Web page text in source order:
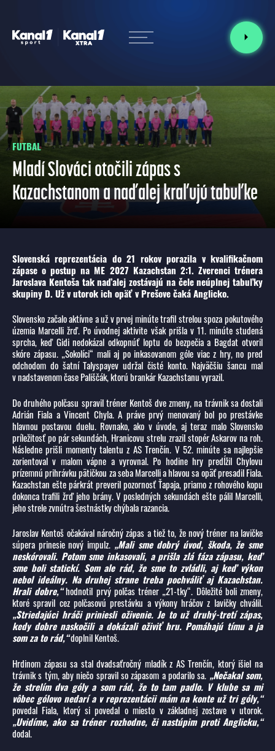
FUTBAL
Mladí Slováci otočili zápas s
Kazachstanom a naďalej kraľujú tabuľke
Slovenská reprezentácia do 21 rokov porazila v kvalifikačnom
zápase o postup na ME 2027 Kazachstan 2:1. Zverenci trénera
Jaroslava Kentoša tak naďalej zostávajú na čele neúplnej tabuľky
skupiny D. Už v utorok ich opäť v Prešove čaká Anglicko.
Slovensko začalo aktívne a už v prvej minúte trafil strelou spoza pokutového
územia Marcelli žrď. Po úvodnej aktivite však prišla v 11. minúte studená
sprcha, keď Gidi nedokázal odkopnúť loptu do bezpečia a Bagdat otvoril
skóre zápasu. „Sokolíci“ mali aj po inkasovanom góle viac z hry, no pred
odchodom do šatní Talyspayev udržal čisté konto. Najväčšiu šancu mal
v nadstavenom čase Pališčák, ktorú brankár Kazachstanu vyrazil.
Do druhého polčasu spravil tréner Kentoš dve zmeny, na trávnik sa dostali
Adrián Fiala a Vincent Chyla. A práve prvý menovaný bol po prestávke
hlavnou postavou duelu. Rovnako, ako v úvode, aj teraz malo Slovensko
príležitosť po pár sekundách, Hranicovu strelu zrazil stopér Askarov na roh.
Následne prišli momenty talentu z AS Trenčín. V 52. minúte sa najlepšie
zorientoval v malom vápne a vyrovnal. Po hodine hry predĺžil Chylovu
prízemnú prihrávku pätičkou za seba Marcelli a hlavou sa opäť presadil Fiala.
Kazachstan ešte párkrát preveril pozornosť Ťapaja, priamo z rohového kopu
dokonca trafili žrď jeho brány. V posledných sekundách ešte pálil Marcelli,
jeho strele zvnútra šestnástky chýbala razancia.
Jaroslav Kentoš očakával náročný zápas a tiež to, že nový tréner na lavičke
súpera prinesie nový impulz. „Mali sme dobrý úvod, škoda, že sme
neskórovali. Potom sme inkasovali, a prišla zlá fáza zápasu, keď
sme boli statickí. Som ale rád, že sme to zvládli, aj keď výkon
nebol ideálny. Na druhej strane treba pochváliť aj Kazachstan.
Hrali dobre,“hodnotil prvý polčas tréner „21-tky“. Dôležité boli zmeny,
ktoré spravil cez polčasovú prestávku a výkony hráčov z lavičky chválil.
„Striedajúci hráči priniesli oživenie. Je to už druhý-tretí zápas,
kedy dobre naskočili a dokázali oživiť hru. Pomáhajú tímu a ja
som za to rád,“doplnil Kentoš.
Hrdinom zápasu sa stal dvadsaťročný mladík z AS Trenčín, ktorý išiel na
trávnik s tým, aby niečo spravil so zápasom a podarilo sa. „Nečakal som,
že strelím dva góly a som rád, že to tam padlo. V klube sa mi
vôbec gólovo nedarí a v reprezentácii mám na konte už tri góly,“
povedal Fiala, ktorý si povedal o miesto v základnej zostave v utorok.
„Uvidíme, ako sa tréner rozhodne, či nastúpim proti Anglicku,“
dodal.